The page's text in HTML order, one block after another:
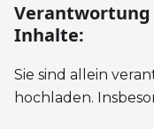
Verantwortung
Inhalte:
Sie sind allein
hochladen.